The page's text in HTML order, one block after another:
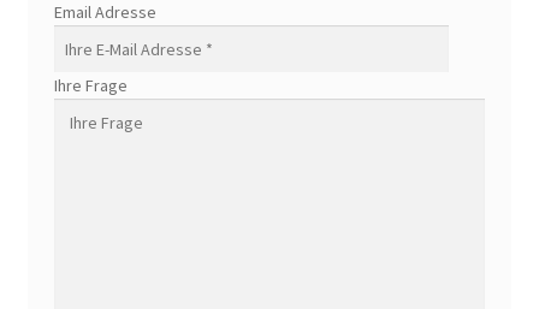
Email Adresse
Ihre Frage